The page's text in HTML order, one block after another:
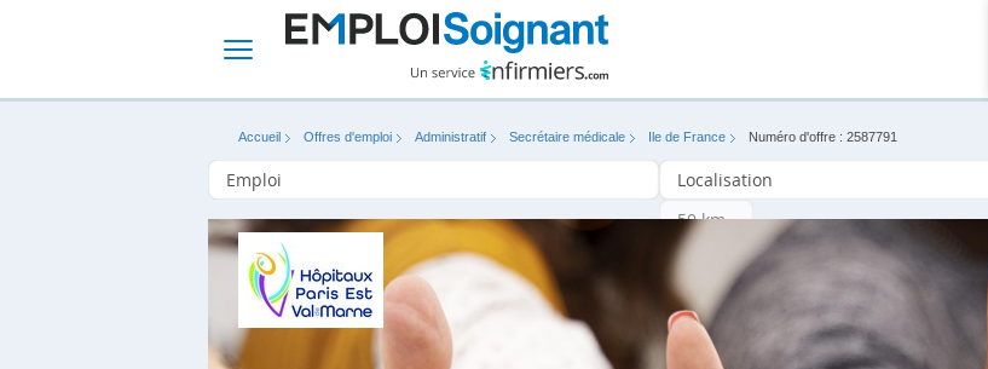
Accueil Offres d'emploi Administratif Secrétaire médicale Ile de France Numéro d'offre : 2587791